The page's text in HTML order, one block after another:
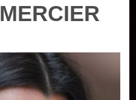
MERCIER